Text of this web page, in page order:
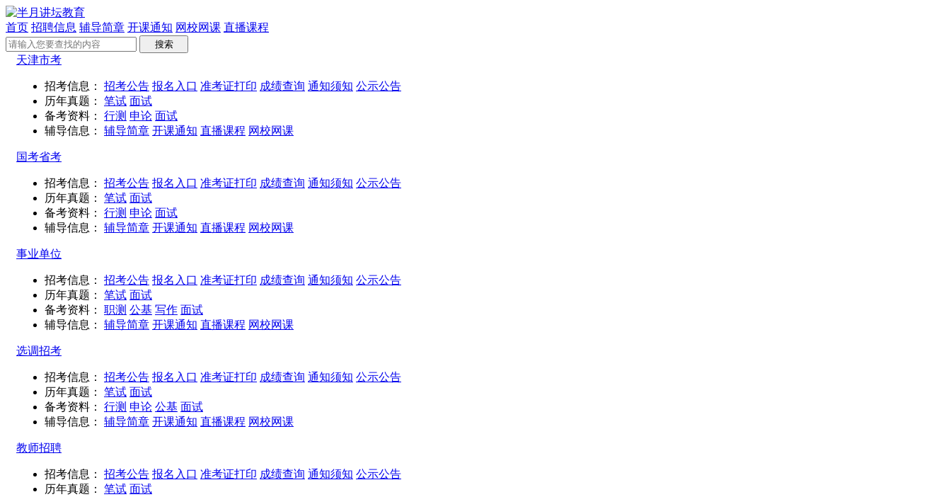
首页 招聘信息 辅导简章 开课通知 网校网课 直播课程
天津市考
招考信息： 招考公告 报名入口 准考证打印 成绩查询 通知须知 公示公告
历年真题：
笔试 面试
备考资料：
行测 申论 面试
辅导信息：
辅导简章 开课通知 直播课程 网校网课
国考省考
招考信息： 招考公告 报名入口 准考证打印 成绩查询 通知须知 公示公告
历年真题：
笔试 面试
备考资料：
行测 申论 面试
辅导信息：
辅导简章 开课通知 直播课程 网校网课
事业单位
招考信息： 招考公告 报名入口 准考证打印 成绩查询 通知须知 公示公告
历年真题：
笔试 面试
备考资料：
职测 公基 写作 面试
辅导信息：
辅导简章 开课通知 直播课程 网校网课
选调招考
招考信息： 招考公告 报名入口 准考证打印 成绩查询 通知须知 公示公告
历年真题：
笔试 面试
备考资料：
行测 申论 公基 面试
辅导信息：
辅导简章 开课通知 直播课程 网校网课
教师招聘
招考信息： 招考公告 报名入口 准考证打印 成绩查询 通知须知 公示公告
历年真题：
笔试 面试